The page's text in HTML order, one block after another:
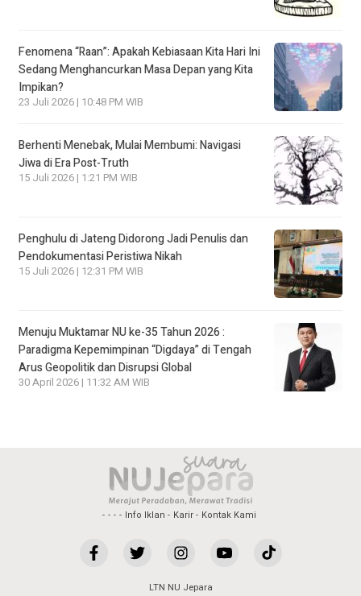
Fenomena “Raan”: Apakah Kebiasaan Kita Hari Ini
Sedang Menghancurkan Masa Depan yang Kita
Impikan?
23 Juli 2026 | 10:48 PM WIB
Berhenti Menebak, Mulai Membumi: Navigasi
Jiwa di Era Post-Truth
15 Juli 2026 | 1:21 PM WIB
Penghulu di Jateng Didorong Jadi Penulis dan
Pendokumentasi Peristiwa Nikah
15 Juli 2026 | 12:31 PM WIB
Menuju Muktamar NU ke-35 Tahun 2026 :
Paradigma Kepemimpinan “Digdaya” di Tengah
Arus Geopolitik dan Disrupsi Global
30 April 2026 | 11:32 AM WIB
Info Iklan Karir Kontak Kami
LTN NU Jepara